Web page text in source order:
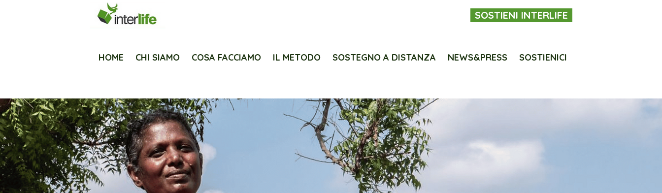
SOSTIENI INTERLIFE
HOME CHI SIAMO COSA FACCIAMO IL METODO SOSTEGNO A DISTANZA NEWS&PRESS SOSTIENICI